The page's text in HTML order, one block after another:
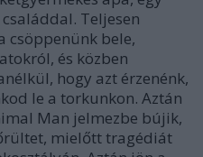
Teljesen
csöppenünk bele,
és közben
hogy azt érzenénk,
le a torkunkon. Aztán
Man jelmezbe bújik,
mielőtt tragédiát